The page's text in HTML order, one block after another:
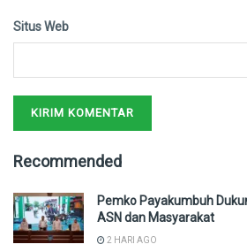
Situs Web
Recommended
Pemko Payakumbuh
ASN dan Masyarakat
2 HARI AGO